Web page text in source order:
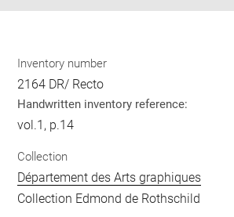
Inventory number
2164 DR/ Recto
Handwritten inventory reference:
vol.1, p.14
Collection
Département des Arts graphiques
Collection Edmond de Rothschild